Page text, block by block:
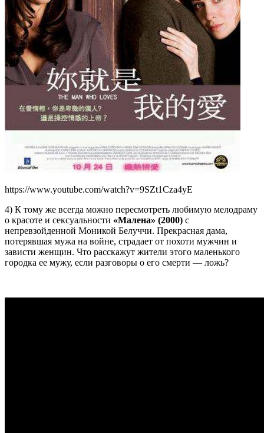
https://www.youtube.com/watch?v=9SZt1Cza4yE
4) К тому же всегда можно пересмотреть любимую мелодраму
о красоте и сексуальности «Малена» (2000) с
непревзойденной Моникой Белуччи. Прекрасная дама,
потерявшая мужа на войне, страдает от похоти мужчин и
зависти женщин. Что расскажут жители этого маленького
городка ее мужу, если разговоры о его смерти — ложь?